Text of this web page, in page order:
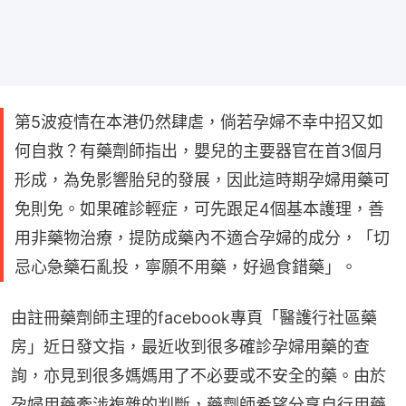
第5波疫情在本港仍然肆虐，倘若孕婦不幸中招又如
何自救？有藥劑師指出，嬰兒的主要器官在首3個月
形成，為免影響胎兒的發展，因此這時期孕婦用藥可
免則免。如果確診輕症，可先跟足4個基本護理，善
用非藥物治療，提防成藥內不適合孕婦的成分，「切
忌心急藥石亂投，寧願不用藥，好過食錯藥」。
由註冊藥劑師主理的facebook專頁「醫護行社區藥
房」近日發文指，最近收到很多確診孕婦用藥的查
詢，亦見到很多媽媽用了不必要或不安全的藥。由於